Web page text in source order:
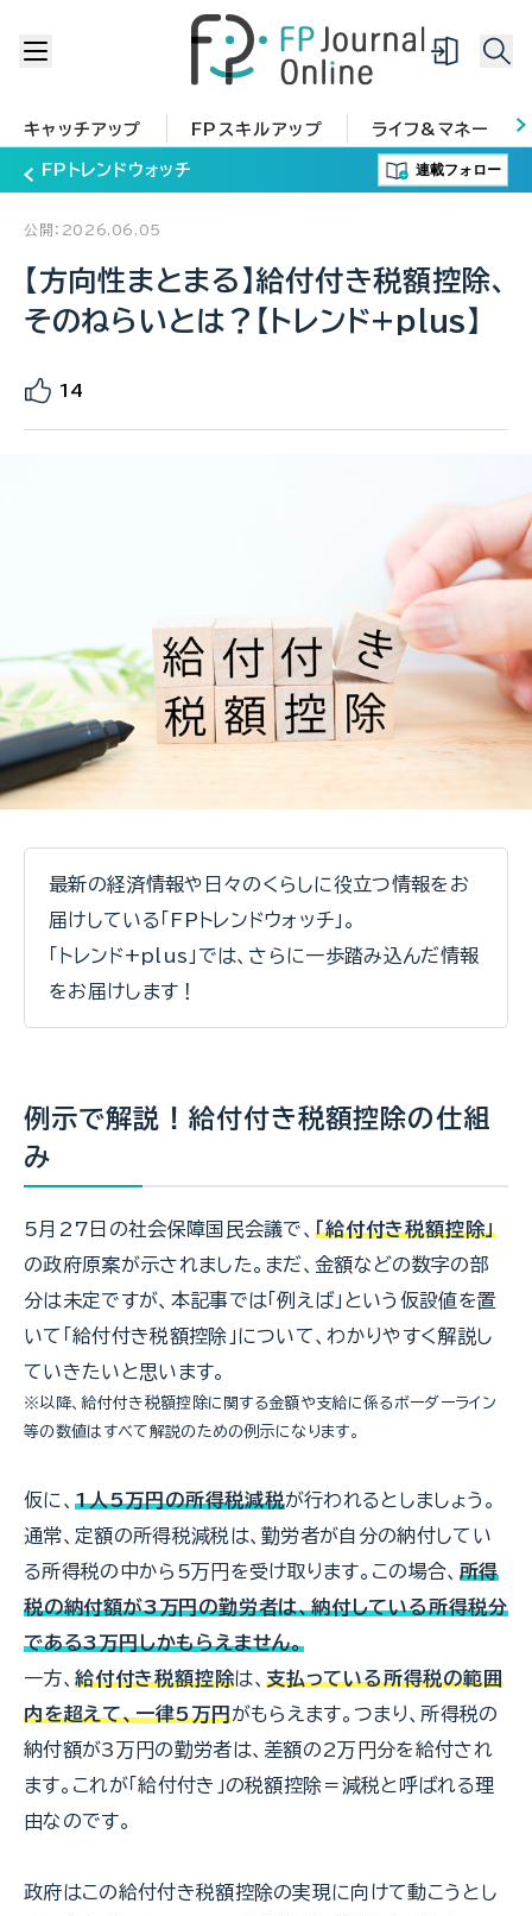
キャッチアップ FPスキルアップ ライフ&マネー
FPトレンドウォッチ 連載フォロー
公開：2026.06.05
【方向性まとまる】給付付き税額控除、
そのねらいとは？【トレンド+plus】
14
最新の経済情報や日々のくらしに役立つ情報をお
届けしている「FPトレンドウォッチ」。
「トレンド+plus」では、さらに一歩踏み込んだ情報
をお届けします！
例示で解説！給付付き税額控除の仕組
み
5月27日の社会保障国民会議で、「給付付き税額控除」
の政府原案が示されました。まだ、金額などの数字の部
分は未定ですが、本記事では「例えば」という仮設値を置
いて「給付付き税額控除」について、わかりやすく解説し
ていきたいと思います。
※以降、給付付き税額控除に関する金額や支給に係るボーダーライン
等の数値はすべて解説のための例示になります。
仮に、 1人5万円の所得税減税が行われるとしましょう。
通常、定額の所得税減税は、勤労者が自分の納付してい
る所得税の中から5万円を受け取ります。この場合、 所得
税の納付額が3万円の勤労者は、納付している所得税分
である3万円しかもらえません。
一方、 給付付き税額控除は、支払っている所得税の範囲
内を超えて、一律5万円がもらえます。つまり、所得税の
納付額が3万円の勤労者は、差額の2万円分を給付され
ます。これが「給付付き」の税額控除＝減税と呼ばれる理
由なのです。
政府はこの給付付き税額控除の実現に向けて動こうとし